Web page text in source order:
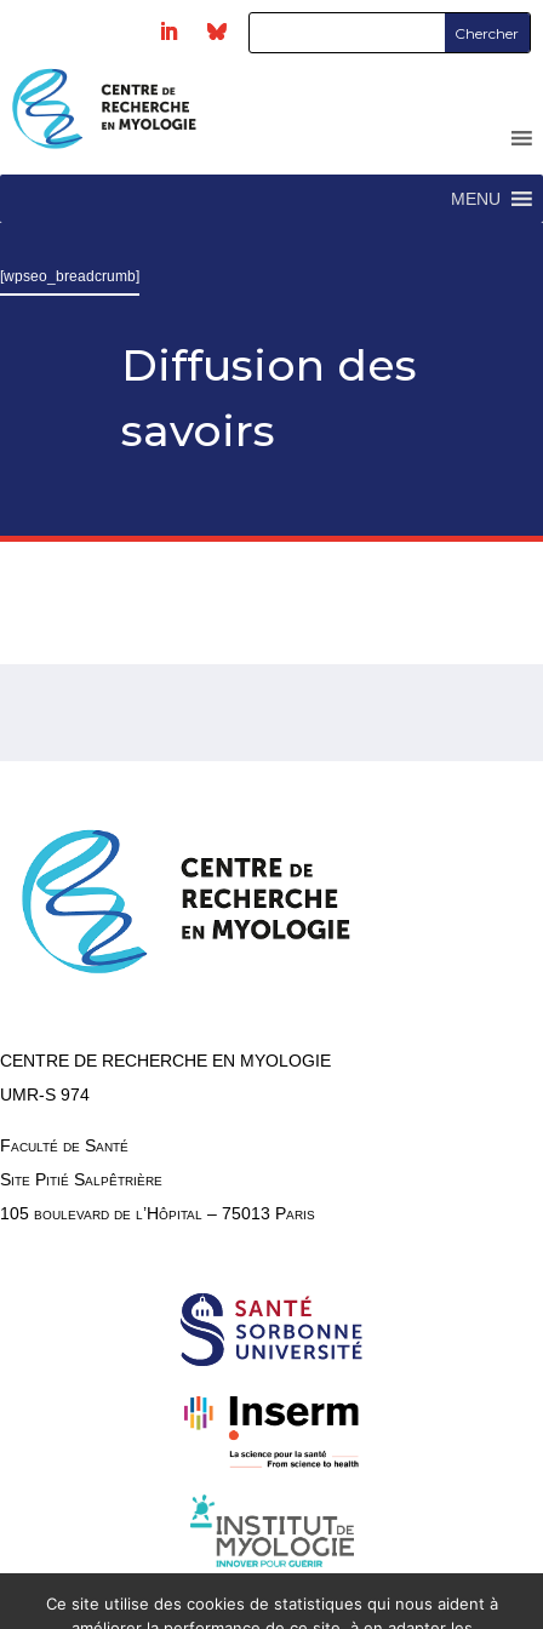
MENU
[wpseo_breadcrumb]
Diffusion des
savoirs
CENTRE DE RECHERCHE EN MYOLOGIE
UMR-S 974
Faculté de Santé
Site Pitié Salpêtrière
105 boulevard de l’Hôpital – 75013 Paris
Ce site utilise des cookies de statistiques qui nous aident à